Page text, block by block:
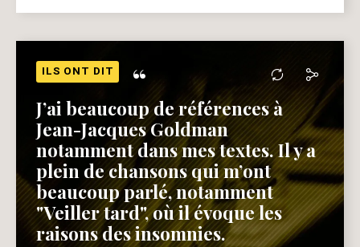
ILS ONT DIT “
J’ai beaucoup de références à
Jean-Jacques Goldman
notamment dans mes textes. Il y a
plein de chansons qui m’ont
beaucoup parlé, notamment
"Veiller tard", où il évoque les
raisons des insomnies.